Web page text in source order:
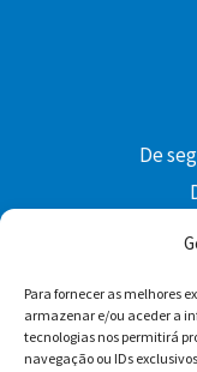
Para fornecer as melhores
armazenar e/ou aceder a
tecnologias nos permitirá
navegação ou IDs
De
Facebook